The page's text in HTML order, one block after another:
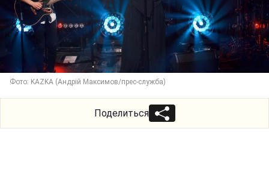
Фото: KAZKA (Андрій Максимов/прес-служба)
Поделиться